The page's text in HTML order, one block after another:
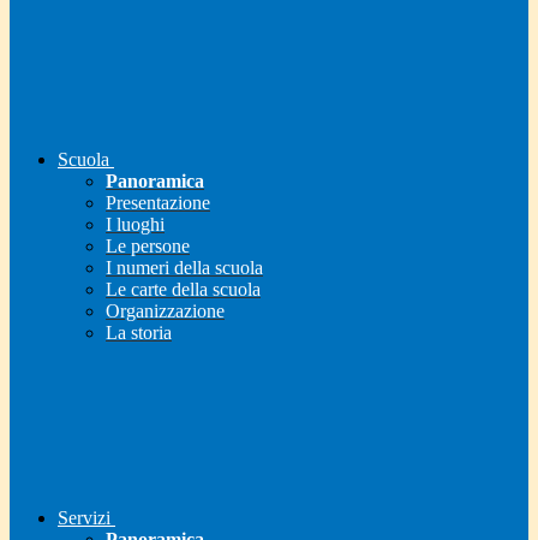
Scuola
Panoramica
Presentazione
I luoghi
Le persone
I numeri della scuola
Le carte della scuola
Organizzazione
La storia
Servizi